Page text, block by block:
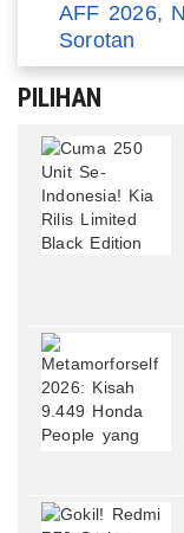
AFF 2026,
Sorotan
PILIHAN